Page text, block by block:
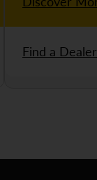
Find a Dealer